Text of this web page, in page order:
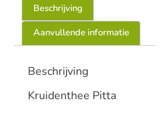
Beschrijving
Aanvullende informatie
Beschrijving
Kruidenthee Pitta